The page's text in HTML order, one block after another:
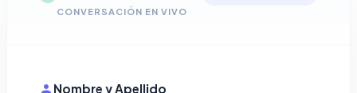
CONVERSACIÓN EN VIVO
Nombre y Apellido